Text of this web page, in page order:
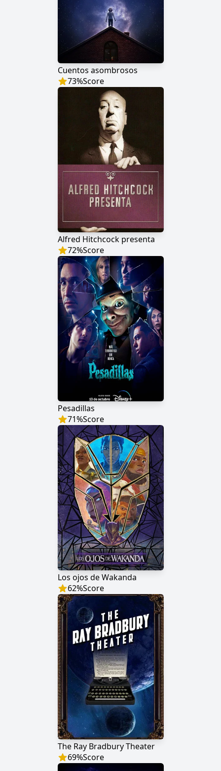
Cuentos asombrosos
73%Score
Alfred Hitchcock presenta
72%Score
Pesadillas
71%Score
Los ojos de Wakanda
62%Score
The Ray Bradbury Theater
69%Score